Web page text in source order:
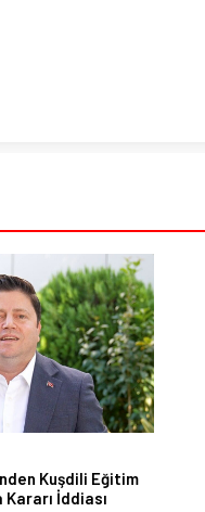
Kuşdili Eğitim
İddiası